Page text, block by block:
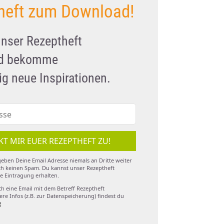
zum Download!
Rezeptheft
bekomme
neue Inspirationen.
MIR EUER REZEPTHEFT ZU!
Deine Email Adresse niemals an Dritte weiter
keinen Spam. Du kannst unser Rezeptheft
Eintragung erhalten.
eine Email mit dem Betreff Rezeptheft
Infos (z.B. zur Datenspeicherung) findest du